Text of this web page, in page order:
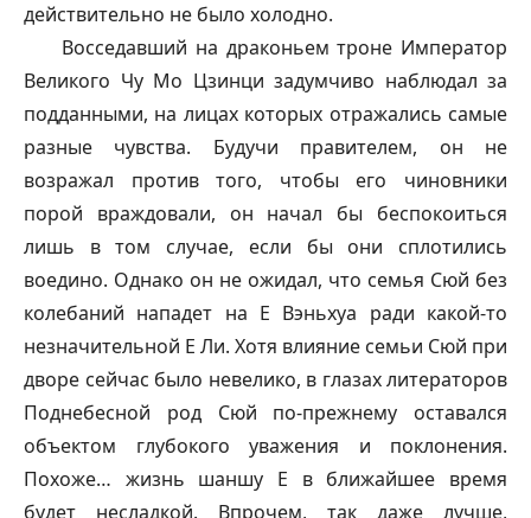
действительно не было холодно.
Восседавший на драконьем троне Император
Великого Чу Мо Цзинци задумчиво наблюдал за
подданными, на лицах которых отражались самые
разные чувства. Будучи правителем, он не
возражал против того, чтобы его чиновники
порой враждовали, он начал бы беспокоиться
лишь в том случае, если бы они сплотились
воедино. Однако он не ожидал, что семья Сюй без
колебаний нападет на Е Вэньхуа ради какой-то
незначительной Е Ли. Хотя влияние семьи Сюй при
дворе сейчас было невелико, в глазах литераторов
Поднебесной род Сюй по-прежнему оставался
объектом глубокого уважения и поклонения.
Похоже… жизнь шаншу Е в ближайшее время
будет несладкой. Впрочем, так даже лучше,